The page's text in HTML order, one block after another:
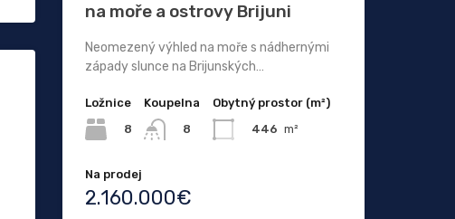
na moře a ostrovy Brijuni
Neomezený výhled na moře s nádhernými
západy slunce na Brijunských…
Ložnice
8
Koupelna
8
Obytný prostor (m²)
446 m²
Na prodej
2.160.000€